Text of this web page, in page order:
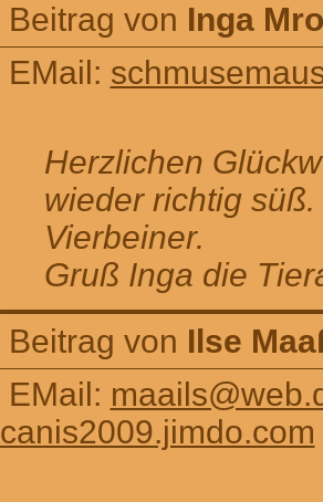
Beitrag von Inga
EMail:
Herzlichen
wieder richtig
Vierbeiner.
Gruß Inga die
Beitrag von Ilse
EMail:
canis2009.jimdo.com